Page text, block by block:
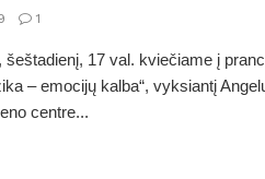
1
šeštadienį, 17 val. kviečiame į
– emocijų kalba“, vyksiantį
centre...